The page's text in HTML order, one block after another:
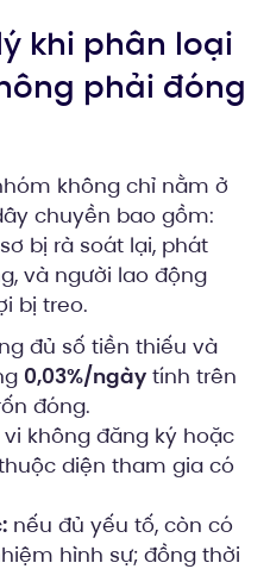
khi phân loại
phải đóng
không chỉ nằm ở
chuyền bao gồm:
bị rà soát lại, phát
và người lao động
bị treo.
đủ số tiền thiếu và
0,03%/ngày tính trên
đóng.
không đăng ký hoặc
diện tham gia có
nếu đủ yếu tố, còn có
hình sự; đồng thời